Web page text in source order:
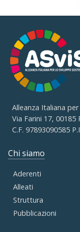
Alleanza Italiana
Via Farini 17, 00185
C.F. 97893090585
Chi siamo
Aderenti
Alleati
Struttura
Pubblicazioni